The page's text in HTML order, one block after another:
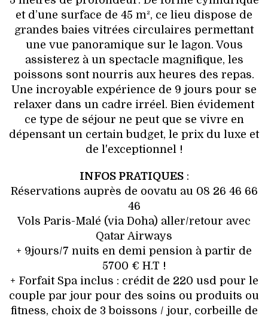
et d’une surface de 45 m², ce lieu dispose de
grandes baies vitrées circulaires permettant
une vue panoramique sur le lagon. Vous
assisterez à un spectacle magnifique, les
poissons sont nourris aux heures des repas.
Une incroyable expérience de 9 jours pour se
relaxer dans un cadre irréel. Bien évidement
ce type de séjour ne peut que se vivre en
dépensant un certain budget, le prix du luxe et
de l'exceptionnel !
INFOS PRATIQUES:
Réservations auprès de oovatu au 08 26 46 66
46
Vols Paris-Malé (via Doha) aller/retour avec
Qatar Airways
+ 9jours/7 nuits en demi pension à partir de
5700 € H.T !
+ Forfait Spa inclus : crédit de 220 usd pour le
couple par jour pour des soins ou produits ou
fitness, choix de 3 boissons / jour, corbeille de